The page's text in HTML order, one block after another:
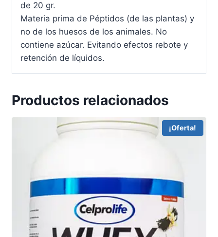
de 20 gr.
Materia prima de Péptidos (de las plantas) y
no de los huesos de los animales. No
contiene azúcar. Evitando efectos rebote y
retención de líquidos.
Productos relacionados
¡Oferta!